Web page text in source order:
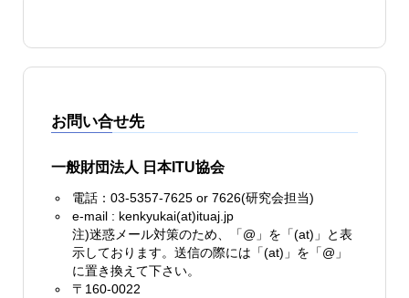
お問い合せ先
一般財団法人 日本ITU協会
電話：03-5357-7625 or 7626(研究会担当)
e-mail : kenkyukai(at)ituaj.jp
注)迷惑メール対策のため、「@」を「(at)」と表
示しております。送信の際には「(at)」を「@」
に置き換えて下さい。
〒160-0022